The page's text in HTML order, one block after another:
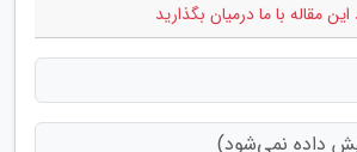
مقاله با ما درمیان بگذارید